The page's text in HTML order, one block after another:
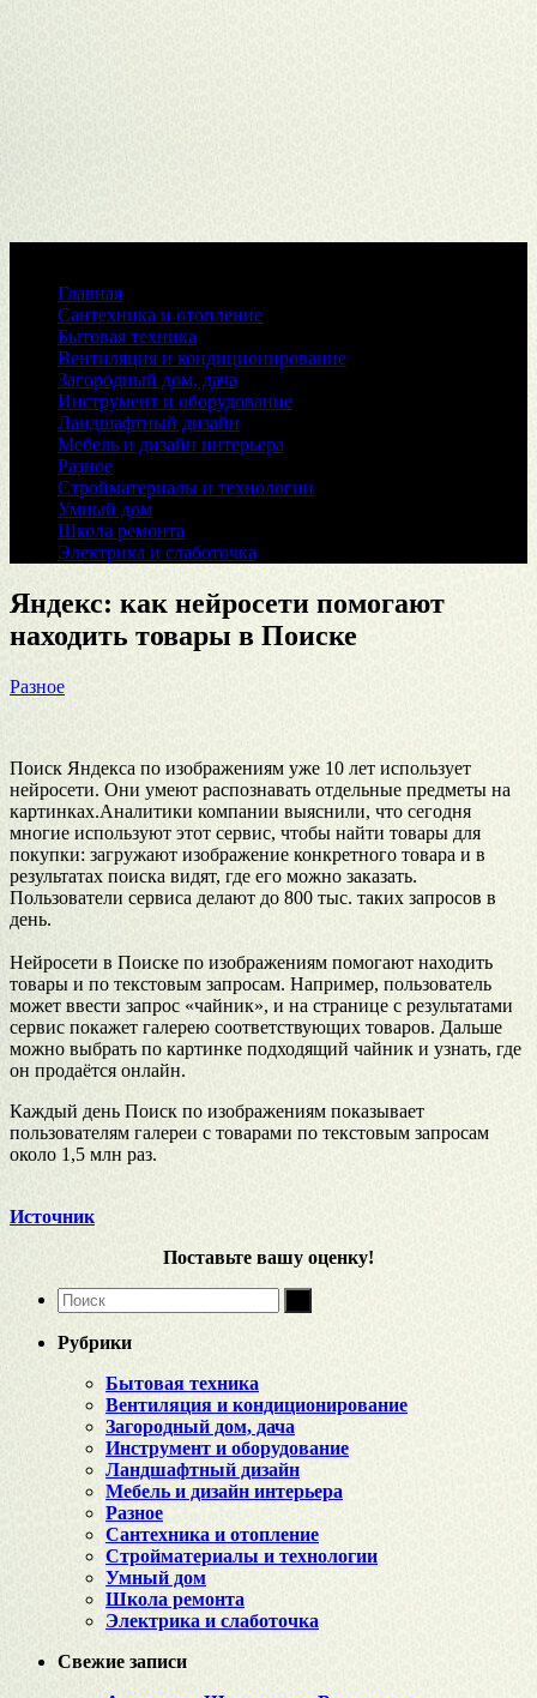
Главная
Сантехника и отопление
Бытовая техника
Вентиляция и кондиционирование
Загородный дом, дача
Инструмент и оборудование
Ландшафтный дизайн
Мебель и дизайн интерьера
Разное
Стройматериалы и технологии
Умный дом
Школа ремонта
Электрика и слаботочка
Яндекс: как нейросети помогают
находить товары в Поиске
Разное
Поиск Яндекса по изображениям уже 10 лет использует
нейросети. Они умеют распознавать отдельные предметы на
картинках.Аналитики компании выяснили, что сегодня
многие используют этот сервис, чтобы найти товары для
покупки: загружают изображение конкретного товара и в
результатах поиска видят, где его можно заказать.
Пользователи сервиса делают до 800 тыс. таких запросов в
день.
Нейросети в Поиске по изображениям помогают находить
товары и по текстовым запросам. Например, пользователь
может ввести запрос «чайник», и на странице с результатами
сервис покажет галерею соответствующих товаров. Дальше
можно выбрать по картинке подходящий чайник и узнать, где
он продаётся онлайн.
Каждый день Поиск по изображениям показывает
пользователям галереи с товарами по текстовым запросам
около 1,5 млн раз.
Источник
Поставьте вашу оценку!
Рубрики
Бытовая техника
Вентиляция и кондиционирование
Загородный дом, дача
Инструмент и оборудование
Ландшафтный дизайн
Мебель и дизайн интерьера
Разное
Сантехника и отопление
Стройматериалы и технологии
Умный дом
Школа ремонта
Электрика и слаботочка
Свежие записи